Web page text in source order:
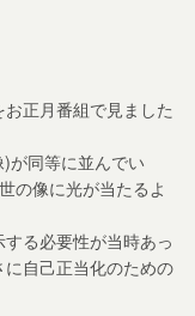
正月番組で見ました
が同等に並んでい
の像に光が当たるよ
る必要性が当時あっ
自己正当化のための